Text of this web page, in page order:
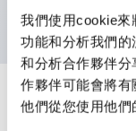
我們使用cookie來
功能和分析我們
和分析合作夥伴
作夥伴可能會將
他們從您使用他們
規格